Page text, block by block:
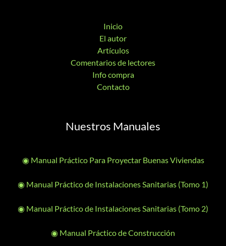
Inicio
El autor
Artículos
Comentarios de lectores
Info compra
Contacto
Nuestros Manuales
◉ Manual Práctico Para Proyectar Buenas Viviendas
◉ Manual Práctico de Instalaciones Sanitarias (Tomo 1)
◉ Manual Práctico de Instalaciones Sanitarias (Tomo 2)
◉ Manual Práctico de Construcción